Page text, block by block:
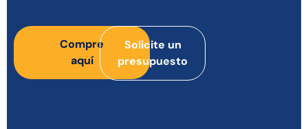
Compre
aquí
Solicite un
presupuesto